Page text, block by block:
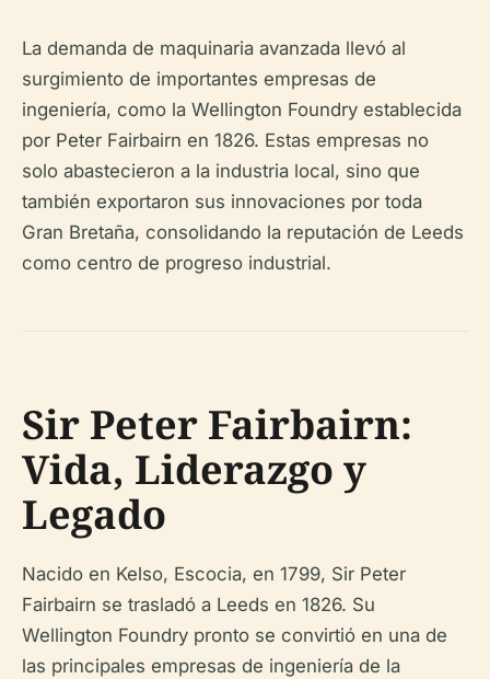
La demanda de maquinaria avanzada llevó al
surgimiento de importantes empresas de
ingeniería, como la Wellington Foundry establecida
por Peter Fairbairn en 1826. Estas empresas no
solo abastecieron a la industria local, sino que
también exportaron sus innovaciones por toda
Gran Bretaña, consolidando la reputación de Leeds
como centro de progreso industrial.
Sir Peter Fairbairn:
Vida, Liderazgo y
Legado
Nacido en Kelso, Escocia, en 1799, Sir Peter
Fairbairn se trasladó a Leeds en 1826. Su
Wellington Foundry pronto se convirtió en una de
las principales empresas de ingeniería de la